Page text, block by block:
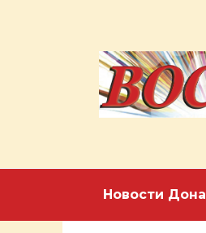
Новости Дона